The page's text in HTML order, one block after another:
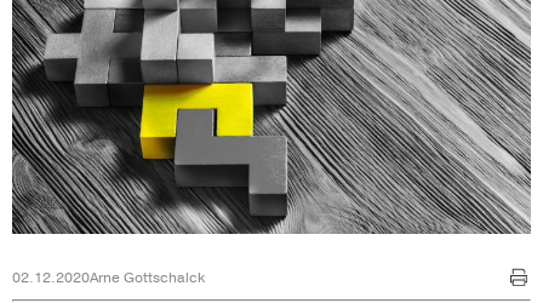
02.12.2020Arne Gottschalck